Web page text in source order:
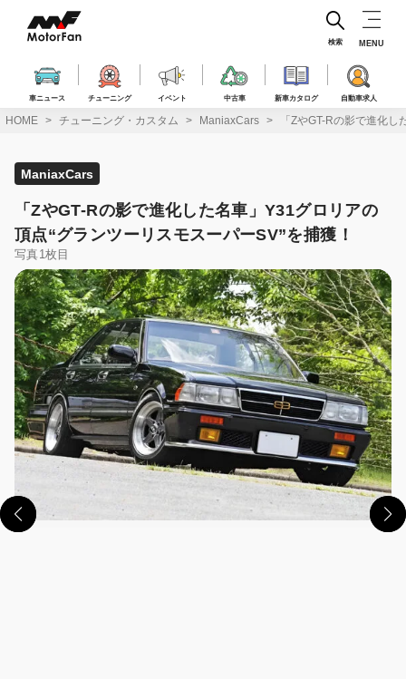
ス
車ニュース チューニング イベント 中古車 新車カタログ 自動車求人
検索 MENU
HOME チューニング・カスタム ManiaxCars 「ZやGT-Rの影で進化
ManiaxCars
「ZやGT-Rの影で進化した名車」Y31グロリアの
頂点“グランツーリスモスーパーSV”を捕獲！
写真1枚目